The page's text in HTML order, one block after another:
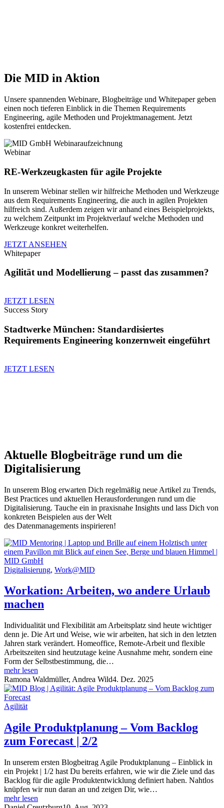
Die MID in Aktion
Unsere spannenden Webinare, Blogbeiträge und Whitepaper geben
einen noch tieferen Einblick in die Themen Requirements
Engineering, agile Methoden und Projektmanagement. Jetzt
kostenfrei entdecken.
Webinar
RE-Werkzeugkasten für agile Projekte
In unserem Webinar stellen wir hilfreiche Methoden und Werkzeuge
aus dem Requirements Engineering, die auch in agilen Projekten
hilfreich sind. Außerdem zeigen wir anhand eines Beispielprojekts,
zu welchem Zeitpunkt im Projektverlauf welche Methoden und
Werkzeuge konkret weiterhelfen.
JETZT ANSEHEN
Whitepaper
Agilität und Modellierung – passt das zusammen?
JETZT LESEN
Success Story
Stadtwerke München: Standardisiertes
Requirements Engineering konzernweit eingeführt
JETZT LESEN
Aktuelle Blogbeiträge rund um die
Digitalisierung
In unserem Blog erwarten Dich regelmäßig neue Artikel zu Trends,
Best Practices und aktuellen Herausforderungen rund um die
Digitalisierung. Tauche ein in praxisnahe Insights und lass Dich von
konkreten Beispielen aus der Welt
des Datenmanagements inspirieren!
Digitalisierung, Work@MID
Workation: Arbeiten, wo andere Urlaub
machen
Individualität und Flexibilität am Arbeitsplatz sind heute wichtiger
denn je. Die Art und Weise, wie wir arbeiten, hat sich in den letzten
Jahren stark verändert. Homeoffice, Remote-Arbeit und flexible
Arbeitszeiten sind heutzutage keine Ausnahme mehr, sondern eine
Form der Selbstbestimmung, die…
mehr lesen
Ramona Waldmüller, Andrea Wild4. Dez. 2025
Agilität
Agile Produktplanung – Vom Backlog
zum Forecast | 2/2
In unserem ersten Blogbeitrag Agile Produktplanung – Einblick in
ein Projekt | 1/2 hast Du bereits erfahren, wie wir die Ziele und das
Backlog für die agile Produktentwicklung definiert haben. Nahtlos
knüpfen wir nun daran an und zeigen Dir, wie…
mehr lesen